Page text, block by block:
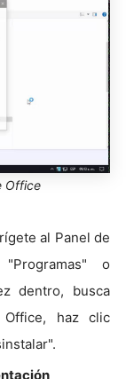
Office
al Panel de
o
dentro, busca
Office, haz clic